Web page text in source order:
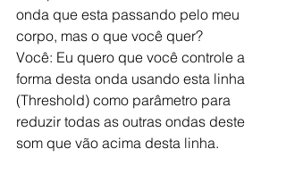
onda que esta passando pelo meu
corpo, mas o que você quer?
Você: Eu quero que você controle a
forma desta onda usando esta linha
(Threshold) como parâmetro para
reduzir todas as outras ondas deste
som que vão acima desta linha.